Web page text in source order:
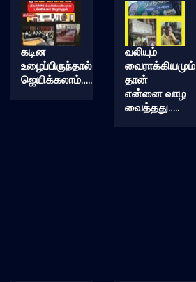
கடின
உழைப்பிருந்தால்
ஜெயிக்கலாம்…..
வலியும்
வைராக்கியமும்
தான்
என்னை வாழ
வைத்தது…..